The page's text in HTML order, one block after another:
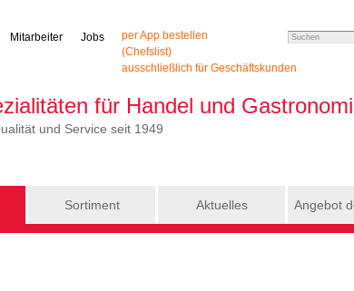
per App bestellen
(Chefslist)
ausschließlich für Geschäftskunden
Mitarbeiter Jobs Search this
für Handel und
und Service seit 1949
Sortiment Aktuelles Angebot